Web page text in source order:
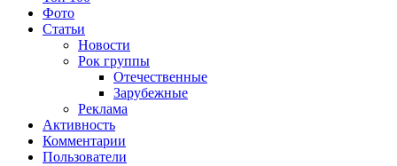
Фото
Статьи
Новости
Рок группы
Отечественные
Зарубежные
Реклама
Активность
Комментарии
Пользователи